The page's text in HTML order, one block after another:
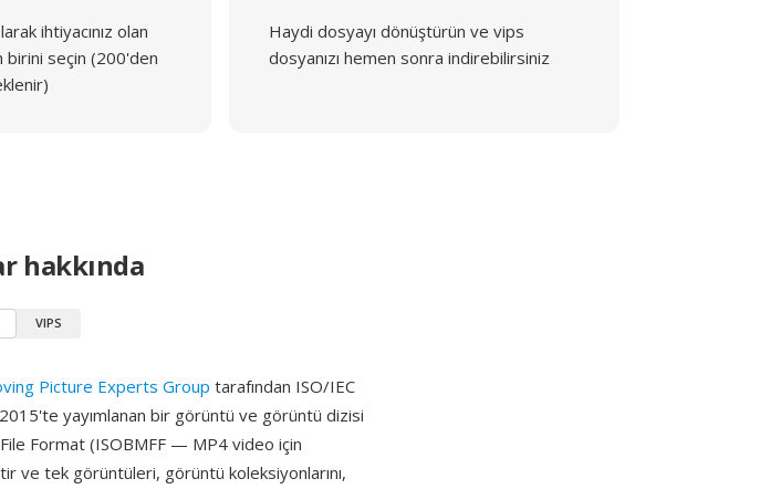
ihtiyacınız olan
seçin (200'den
Haydi dosyayı dönüştürün ve vips
dosyanızı hemen sonra indirebilirsiniz
hakkında
VIPS
Picture Experts Group tarafından ISO/IEC
yayımlanan bir görüntü ve görüntü dizisi
Format (ISOBMFF — MP4 video için
ve tek görüntüleri, görüntü koleksiyonlarını,